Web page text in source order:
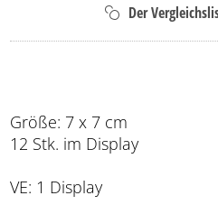
Größe: 7 x 7 cm
12 Stk. im Display
VE: 1 Display